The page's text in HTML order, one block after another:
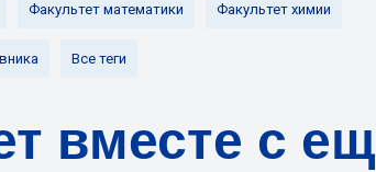
Факультет математики Факультет химии
Все теги
вместе с